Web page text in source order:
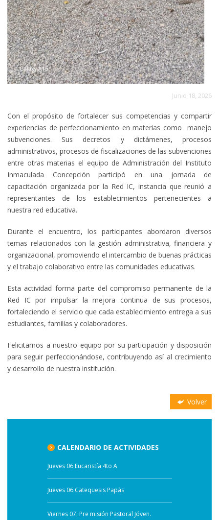
Junio 18, 2026
Con el propósito de fortalecer sus competencias y compartir
experiencias de perfeccionamiento en materias como manejo
subvenciones. Sus decretos y dictámenes, procesos
administrativos, procesos de fiscalizaciones de las subvenciones
entre otras materias el equipo de Administración del Instituto
Inmaculada Concepción participó en una jornada de
capacitación organizada por la Red IC, instancia que reunió a
representantes de los establecimientos pertenecientes a
nuestra red educativa.
Durante el encuentro, los participantes abordaron diversos
temas relacionados con la gestión administrativa, financiera y
organizacional, promoviendo el intercambio de buenas prácticas
y el trabajo colaborativo entre las comunidades educativas.
Esta actividad forma parte del compromiso permanente de la
Red IC por impulsar la mejora continua de sus procesos,
fortaleciendo el servicio que cada establecimiento entrega a sus
estudiantes, familias y colaboradores.
Felicitamos a nuestro equipo por su participación y disposición
para seguir perfeccionándose, contribuyendo así al crecimiento
y desarrollo de nuestra institución.
Volver
CALENDARIO DE ACTIVIDADES
Jueves 06 Eucaristía 4to A
Jueves 06 Catequesis Papás
Viernes 07: Pre misión Pastoral Jóven.